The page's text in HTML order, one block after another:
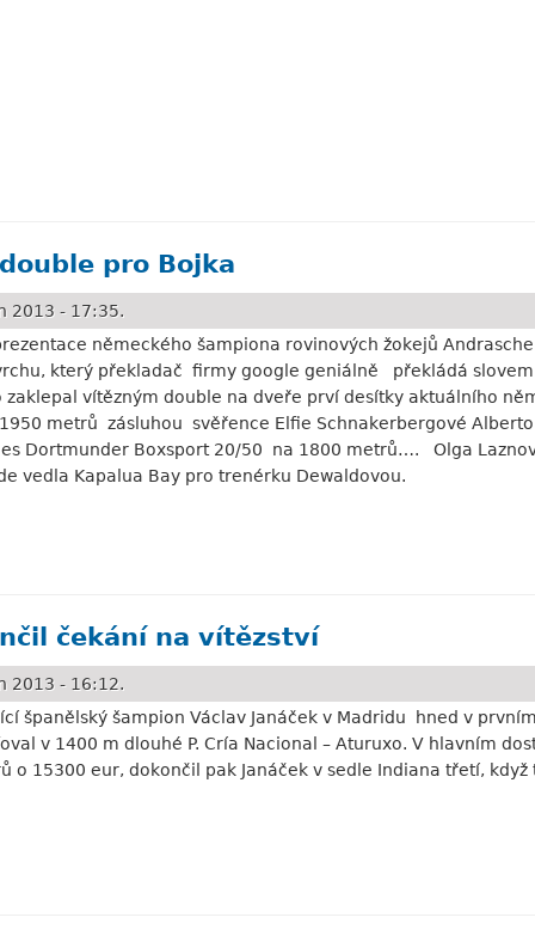
pro Bojka
2013 - 17:35.
německého šampiona rovinových žokejů
který překladač firmy google geniálně překládá
zaklepal vítězným double na dveře prví desítky aktuálního
metrů zásluhou svěřence Elfie Schnakerbergové
Dortmunder Boxsport 20/50 na 1800 metrů…. Olga
vedla Kapalua Bay pro trenérku Dewaldovou.
čekání na vítězství
2013 - 16:12.
španělský šampion Václav Janáček v Madridu hned v
v 1400 m dlouhé P. Cría Nacional – Aturuxo. V hlavním
o 15300 eur, dokončil pak Janáček v sedle Indiana třetí,